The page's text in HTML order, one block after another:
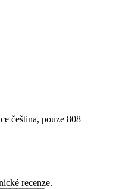
čeština, pouze 808
recenze.